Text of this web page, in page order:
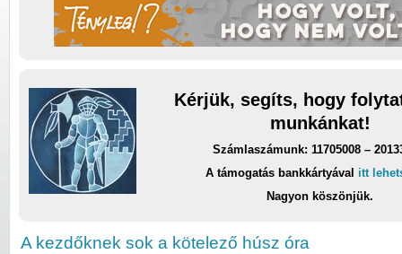
Kérjük, segíts, hogy
munkánkat!
Számlaszámunk: 11705008 –
A támogatás bankkártyával itt
Nagyon köszönjük.
A kezdőknek sok a kötelező húsz óra